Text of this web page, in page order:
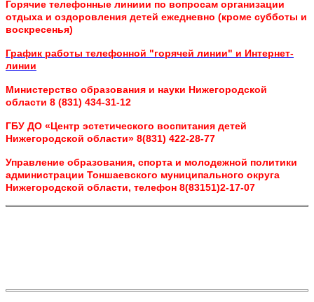
Горячие телефонные линиии по вопросам организации
отдыха и оздоровления детей ежедневно (кроме субботы и
воскресенья)
График работы телефонной "горячей линии" и Интернет-
линии
Министерство образования и науки Нижегородской
области 8 (831) 434-31-12
ГБУ ДО «Центр эстетического воспитания детей
Нижегородской области» 8(831) 422-28-77
Управление образования, спорта и молодежной политики
администрации Тоншаевского муниципального округа
Нижегородской области, телефон 8(83151)2-17-07